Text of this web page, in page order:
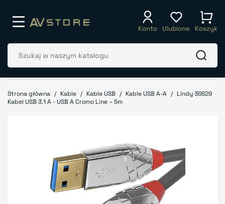
Konto Ulubione Koszyk
Strona główna Kable Kable USB Kable USB A-A
Lindy 36629
Kabel USB 3.1 A - USB A Cromo Line – 5m